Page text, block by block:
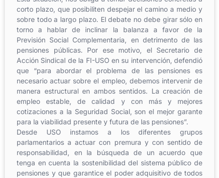
corto plazo, que posibiliten despejar el camino a medio y
sobre todo a largo plazo. El debate no debe girar sólo en
torno a hablar de inclinar la balanza a favor de la
Previsión Social Complementaria, en detrimento de las
pensiones públicas. Por ese motivo, el Secretario de
Acción Sindical de la FI-USO en su intervención, defendió
que “para abordar el problema de las pensiones es
necesario actuar sobre el empleo, debemos intervenir de
manera estructural en ambos sentidos. La creación de
empleo estable, de calidad y con más y mejores
cotizaciones a la Seguridad Social, son el mejor garante
para la viabilidad presente y futura de las pensiones”.
Desde USO instamos a los diferentes grupos
parlamentarios a actuar con premura y con sentido de
responsabilidad, en la búsqueda de un acuerdo que
tenga en cuenta la sostenibilidad del sistema público de
pensiones y que garantice el poder adquisitivo de todos